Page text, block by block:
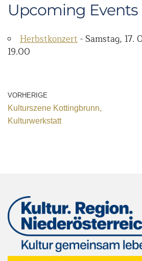
Upcoming Events
Herbstkonzert- Samstag, 17.
19.00
VORHERIGE
Kulturszene Kottingbrunn,
Kulturwerkstatt